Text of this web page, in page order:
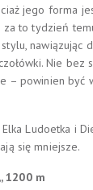
jego forma
za to tydzień
nawiązując
Nie bez
– powinien
Elka Ludoetka i
się mniejsze.
1200 m